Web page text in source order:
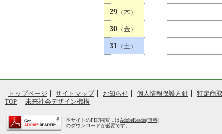
29 （木）
30 （金）
31 （土）
トップページ サイトマップ お知らせ 個人情報保護方針
特定商
TOP
未来社会デザイン機構
本サイトのPDF閲覧にはAdobeReader(無料)
のダウンロードが必要です。